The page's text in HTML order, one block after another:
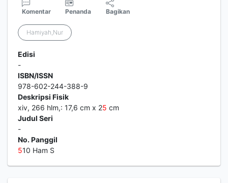
Komentar Penanda Bagikan
Hamiyah,Nur
Edisi
-
ISBN/ISSN
978-602-244-388-9
Deskripsi Fisik
xiv, 266 hlm,: 17,6 cm x 25 cm
Judul Seri
-
No. Panggil
510 Ham S